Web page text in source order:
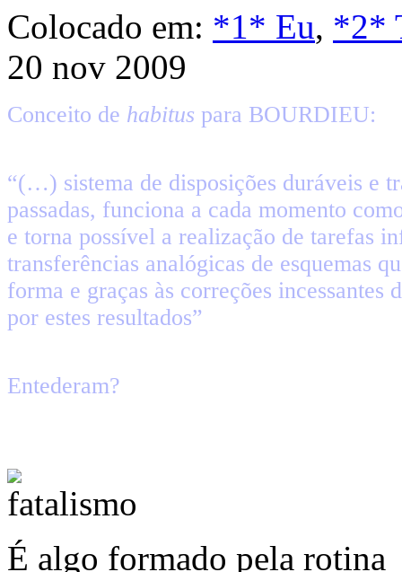
Colocado em: *1* Eu, *2*
20 nov 2009
Conceito de habitus para BOURDIEU:
“(…) sistema de disposições duráveis e
passadas, funciona a cada momento
e torna possível a realização de tarefas
transferências analógicas de esquemas
forma e graças às correções
por estes resultados”
Entederam?
É algo formado pela rotina